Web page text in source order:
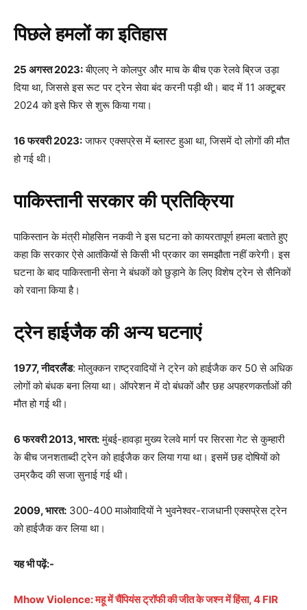
पिछले हमलों का इतिहास
25 अगस्त 2023:बीएलए ने कोलपुर और माच के बीच एक रेलवे ब्रिज उड़ा
दिया था, जिससे इस रूट पर ट्रेन सेवा बंद करनी पड़ी थी। बाद में 11 अक्टूबर
2024 को इसे फिर से शुरू किया गया।
16 फरवरी 2023:जाफर एक्सप्रेस में ब्लास्ट हुआ था, जिसमें दो लोगों की मौत
हो गई थी।
पाकिस्तानी सरकार की प्रतिक्रिया
पाकिस्तान के मंत्री मोहसिन नकवी ने इस घटना को कायरतापूर्ण हमला बताते हुए
कहा कि सरकार ऐसे आतंकियों से किसी भी प्रकार का समझौता नहीं करेगी। इस
घटना के बाद पाकिस्तानी सेना ने बंधकों को छुड़ाने के लिए विशेष ट्रेन से सैनिकों
को रवाना किया है।
ट्रेन हाईजैक की अन्य घटनाएं
1977, नीदरलैंड: मोलुक्कन राष्ट्रवादियों ने ट्रेन को हाईजैक कर 50 से अधिक
लोगों को बंधक बना लिया था। ऑपरेशन में दो बंधकों और छह अपहरणकर्ताओं की
मौत हो गई थी।
6 फरवरी 2013, भारत:मुंबई-हावड़ा मुख्य रेलवे मार्ग पर सिरसा गेट से कुम्हारी
के बीच जनशताब्दी ट्रेन को हाईजैक कर लिया गया था। इसमें छह दोषियों को
उम्रकैद की सजा सुनाई गई थी।
2009, भारत: 300-400 माओवादियों ने भुवनेश्वर-राजधानी एक्सप्रेस ट्रेन
को हाईजैक कर लिया था।
यह भी पढ़ें:-
Mhow Violence: महू में चैंपियंस ट्रॉफी की जीत के जश्न में हिंसा, 4 FIR